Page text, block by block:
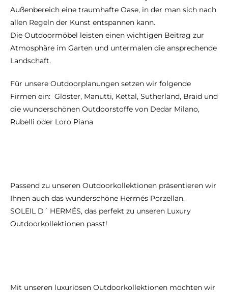
Außenbereich eine traumhafte Oase, in der man sich nach
allen Regeln der Kunst entspannen kann.
Die Outdoormöbel leisten einen wichtigen Beitrag zur
Atmosphäre im Garten und untermalen die ansprechende
Landschaft.
Für unsere Outdoorplanungen setzen wir folgende
Firmen ein: Gloster, Manutti, Kettal, Sutherland, Braid und
die wunderschönen Outdoorstoffe von Dedar Milano,
Rubelli oder Loro Piana
Passend zu unseren Outdoorkollektionen präsentieren wir
Ihnen auch das wunderschöne Hermés Porzellan.
SOLEIL D´ HERMÉS, das perfekt zu unseren Luxury
Outdoorkollektionen passt!
Mit unseren luxuriösen Outdoorkollektionen möchten wir